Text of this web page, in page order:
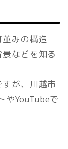
みの構造
などを知る
すが、川越市
YouTubeで